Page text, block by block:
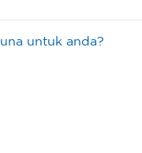
untuk anda?